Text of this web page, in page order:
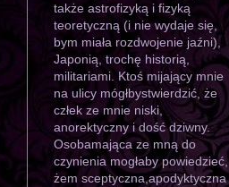
także astrofizyką i fizyką
teoretyczną (i nie wydaje się,
bym miała rozdwojenie jaźni),
Japonią, trochę historią,
militariami. Ktoś mijający mnie
na ulicy mógłbystwierdzić, że
człek ze mnie niski,
anorektyczny i dość dziwny.
Osobamająca ze mną do
czynienia mogłaby powiedzieć,
żem sceptyczna,apodyktyczna